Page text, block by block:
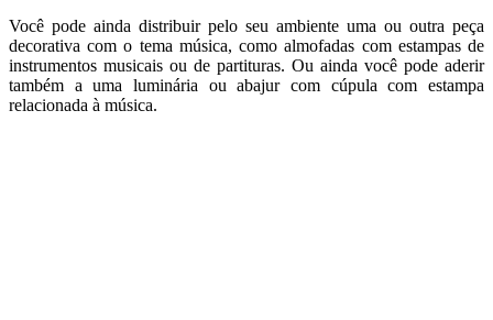
Você pode ainda distribuir pelo seu ambiente uma ou outra peça
decorativa com o tema música, como almofadas com estampas de
instrumentos musicais ou de partituras. Ou ainda você pode aderir
também a uma luminária ou abajur com cúpula com estampa
relacionada à música.